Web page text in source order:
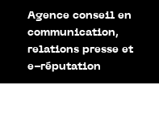
Agence conseil en
communication,
relations presse et
e-réputation